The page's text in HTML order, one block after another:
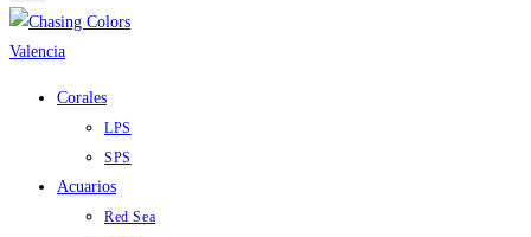
Corales
LPS
SPS
Acuarios
Red Sea